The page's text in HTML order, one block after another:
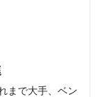
まで大手、ベン